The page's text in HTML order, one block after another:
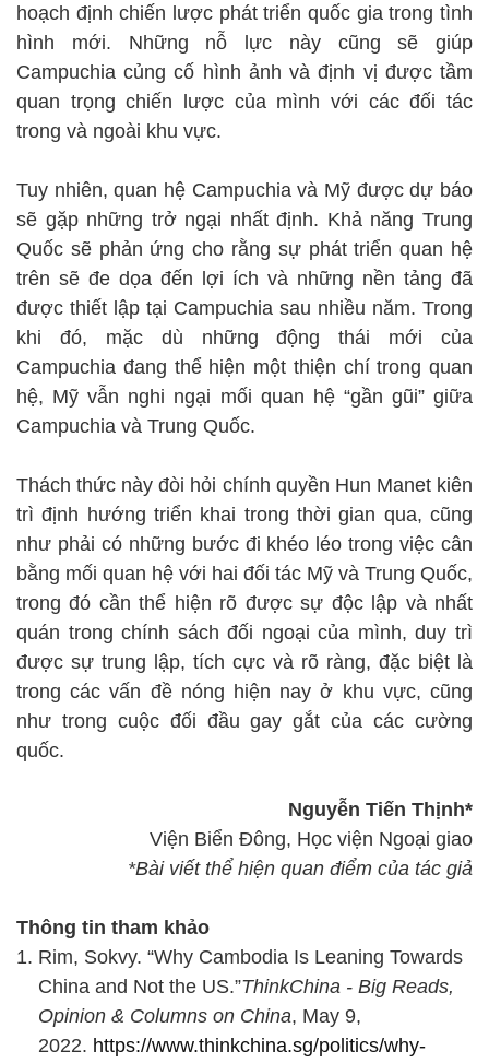
hoạch định chiến lược phát triển quốc gia trong tình
hình mới. Những nỗ lực này cũng sẽ giúp
Campuchia củng cố hình ảnh và định vị được tầm
quan trọng chiến lược của mình với các đối tác
trong và ngoài khu vực.
Tuy nhiên, quan hệ Campuchia và Mỹ được dự báo
sẽ gặp những trở ngại nhất định. Khả năng Trung
Quốc sẽ phản ứng cho rằng sự phát triển quan hệ
trên sẽ đe dọa đến lợi ích và những nền tảng đã
được thiết lập tại Campuchia sau nhiều năm. Trong
khi đó, mặc dù những động thái mới của
Campuchia đang thể hiện một thiện chí trong quan
hệ, Mỹ vẫn nghi ngại mối quan hệ “gần gũi” giữa
Campuchia và Trung Quốc.
Thách thức này đòi hỏi chính quyền Hun Manet kiên
trì định hướng triển khai trong thời gian qua, cũng
như phải có những bước đi khéo léo trong việc cân
bằng mối quan hệ với hai đối tác Mỹ và Trung Quốc,
trong đó cần thể hiện rõ được sự độc lập và nhất
quán trong chính sách đối ngoại của mình, duy trì
được sự trung lập, tích cực và rõ ràng, đặc biệt là
trong các vấn đề nóng hiện nay ở khu vực, cũng
như trong cuộc đối đầu gay gắt của các cường
quốc.
Nguyễn Tiến Thịnh*
Viện Biển Đông, Học viện Ngoại giao
*Bài viết thể hiện quan điểm của tác giả
Thông tin tham khảo
Rim, Sokvy. “Why Cambodia Is Leaning Towards
China and Not the US.”ThinkChina - Big Reads,
Opinion & Columns on China, May 9,
2022. https://www.thinkchina.sg/politics/why-